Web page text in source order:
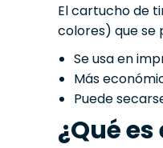
El cartucho de
colores) que se
Se usa en
Más
Puede
¿Qué